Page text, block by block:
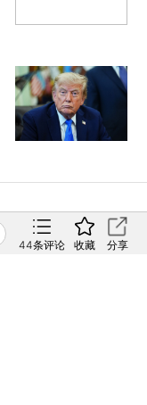
44条评论 收藏 分享